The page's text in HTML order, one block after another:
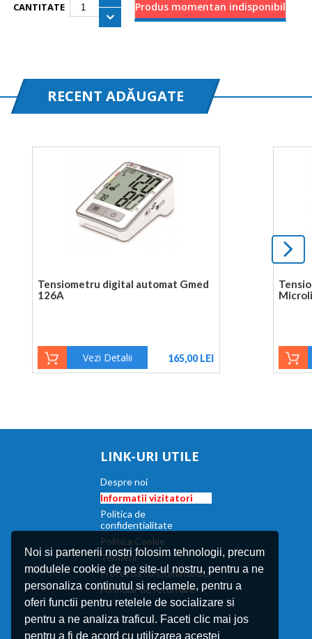
Noi si partenerii nostri folosim tehnologii, precum
modulele cookie de pe site-ul nostru, pentru a ne
personaliza continutul si reclamele, pentru a
oferi functii pentru retelele de socializare si
pentru a ne analiza traficul. Faceti clic mai jos
pentru a fi de acord cu utilizarea acestei
CANTITATE
RECENT ADĂUGATE
Tensiometru digital automat Gmed
126A
Vezi Detalii 165,00 LEI
LINK-URI UTILE
Despre noi
Informatii vizitatori
Politica de
confidentialitate
Politica Cookie
Termeni
Protectia consumatorului
Formular de returnare